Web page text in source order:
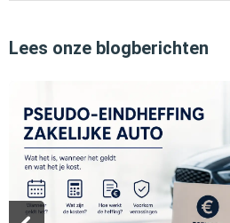
Lees onze blogberichten